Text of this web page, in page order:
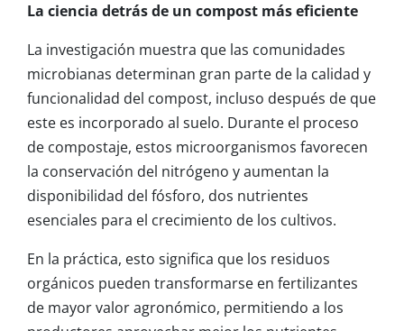
La ciencia detrás de un compost más eficiente
La investigación muestra que las comunidades
microbianas determinan gran parte de la calidad y
funcionalidad del compost, incluso después de que
este es incorporado al suelo. Durante el proceso
de compostaje, estos microorganismos favorecen
la conservación del nitrógeno y aumentan la
disponibilidad del fósforo, dos nutrientes
esenciales para el crecimiento de los cultivos.
En la práctica, esto significa que los residuos
orgánicos pueden transformarse en fertilizantes
de mayor valor agronómico, permitiendo a los